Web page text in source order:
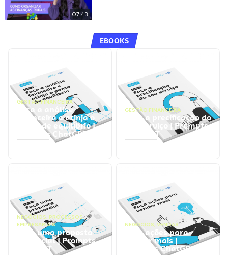
07:43
EBOOKS
GESTÃO FINANCEIRA
Faça a análise
financeira e atinja o
ponto de equilíbrio |
Prompts ChatGPT
GESTÃO FINANCEIRA
Faça a precificação do
seu serviço | Prompts
ChatGPT
NEGÓCIOS, PROCESSOS
EMPRESARIAIS
Faça uma proposta
comercial | Prompts
ChatGPT
NEGÓCIOS, VENDAS
Faça ações para
vender mais |
Prompts ChatGPT